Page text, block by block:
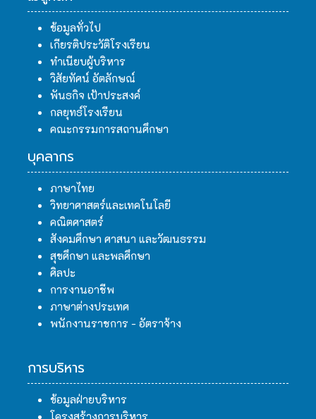
ข้อมูลทั่วไป
เกียรติประวัติโรงเรียน
ทำเนียบผู้บริหาร
วิสัยทัศน์ อัตลักษณ์
พันธกิจ เป้าประสงค์
กลยุทธ์โรงเรียน
คณะกรรมการสถานศึกษา
บุคลากร
ภาษาไทย
วิทยาศาสตร์และเทคโนโลยี
คณิตศาสตร์
สังคมศึกษา ศาสนา และวัฒนธรรม
สุขศึกษา และพลศึกษา
ศิลปะ
การงานอาชีพ
ภาษาต่างประเทศ
พนักงานราชการ - อัตราจ้าง
การบริหาร
ข้อมูลฝ่ายบริหาร